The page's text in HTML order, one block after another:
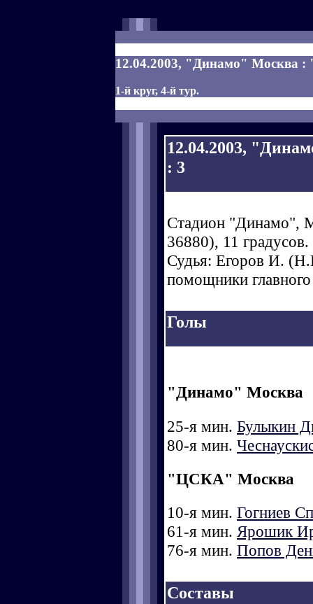
12.04.2003, "Динамо" Москва
1-й круг, 4-й тур.
12.04.2003,
: 3
Стадион "Динамо",
36880), 11 градусов.
Судья: Егоров И.
помощники
Голы
"Динамо" Москва
25-я мин. Булыкин
80-я мин.
"ЦСКА" Москва
10-я мин. Гогниев
61-я мин. Ярошик
76-я мин. Попов
Составы